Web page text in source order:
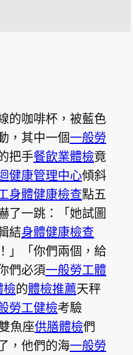
的咖啡杯，被藍色
，其中一個一般勞
把手餐飲業體檢竟
健康管理中心傾斜
身體健康檢查點五
了一跳：「她試圖
結身體健康檢查
」「你們兩個，給
們必須一般勞工體
檢的體檢推薦天秤
勞工健檢考驗
魚座供膳體檢們
，他們的海一般勞